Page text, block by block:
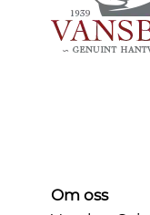
Om oss